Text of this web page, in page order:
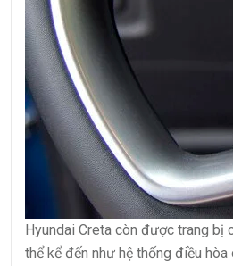
Hyundai Creta còn được trang bị
thể kể đến như hệ thống điều hòa